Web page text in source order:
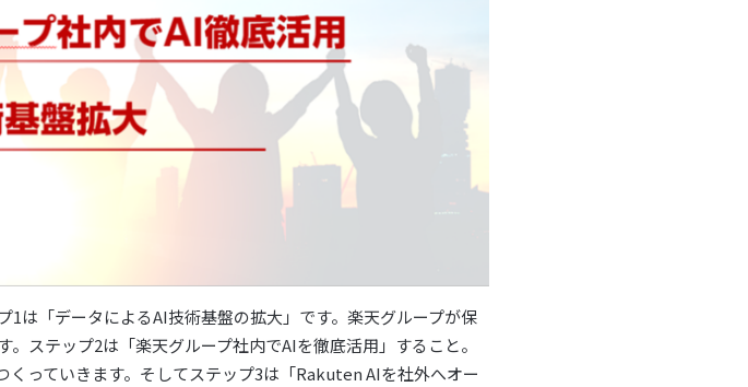
は「データによるAI技術基盤の拡大」です。楽天グループが保
ステップ2は「楽天グループ社内でAIを徹底活用」すること。
っていきます。そしてステップ3は「Rakuten AIを社外へオー